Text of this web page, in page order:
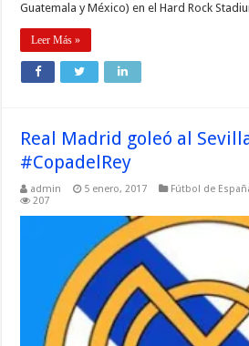
Guatemala y México) en el Hard Rock
Leer Más »
Real Madrid goleó al
#CopadelRey
admin 5 enero, 2017 Fútbol de
207